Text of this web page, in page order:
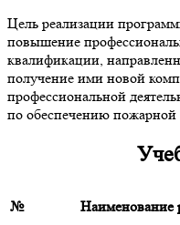
Цель реализации
повышение
квалификации,
получение ими новой
профессиональной
по обеспечению пожарной
№ Наименование